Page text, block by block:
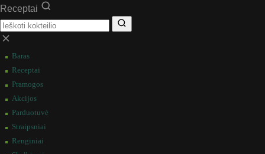
Receptai
Baras
Receptai
Pramogos
Akcijos
Parduotuvė
Straipsniai
Renginiai